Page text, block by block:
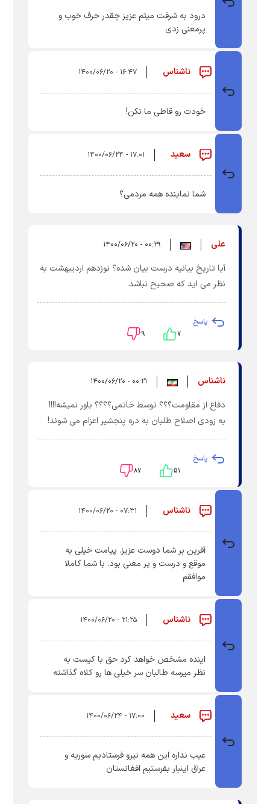
درود به شرفت میثم عزیز چقدر حرف خوب و
پرمعنی زدی
ناشناس ۱۶:۴۷ - ۱۴۰۰/۰۶/۲۰
خودت رو قاطی ما نکن!
سعید ۱۷:۰۱ - ۱۴۰۰/۰۶/۲۴
شما نماینده همه مردمی؟
علی ۰۰:۲۹ - ۱۴۰۰/۰۶/۲۰
آیا تاریخ بیانیه درست بیان شده؟ نوزدهم اردیبهشت به
نظر می اید که صحیح نباشد.
پاسخ
۷ ۹
ناشناس ۰۰:۲۱ - ۱۴۰۰/۰۶/۲۰
دفاع از مقاومت؟؟؟ توسط خاتمی؟؟؟؟ باور نمیشه!!!!
به زودی اصلاح طلبان به دره پنجشیر اعزام می شوند!
پاسخ
۵۱ ۸۷
ناشناس ۰۷:۳۱ - ۱۴۰۰/۰۶/۲۰
آفرین بر شما دوست عزیز. پیامت خیلی به
موقع و درست و پر معنی بود. با شما کاملا
موافقم
ناشناس ۲۱:۲۵ - ۱۴۰۰/۰۶/۲۰
اینده مشخص خواهد کرد حق با کیست به
نظر میرسه طالبان سر خیلی ها رو کلاه گذاشته
سعید ۱۷:۰۰ - ۱۴۰۰/۰۶/۲۴
عیب نداره این همه نیرو فرستادیم سوریه و
عراق اینبار بفرستیم افغانستان